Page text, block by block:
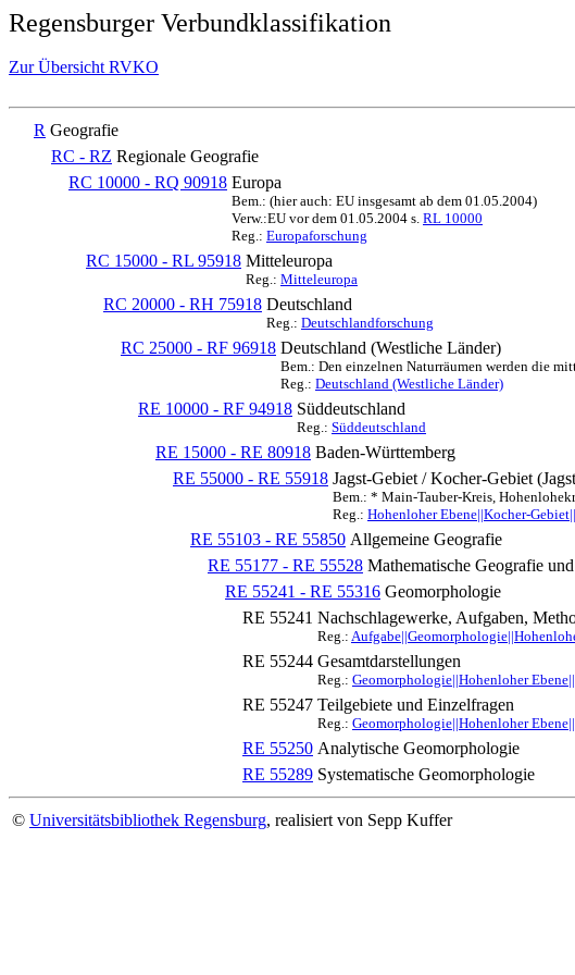
Regensburger Verbundklassifikation
Zur Übersicht RVKO
R Geografie
RC - RZ Regionale Geografie
RC 10000 - RQ 90918 Europa
Bem.: (hier auch: EU insgesamt ab dem 01.05.2004)
Verw.:EU vor dem 01.05.2004 s. RL 10000
Reg.: Europaforschung
RC 15000 - RL 95918 Mitteleuropa
Reg.: Mitteleuropa
RC 20000 - RH 75918 Deutschland
Reg.: Deutschlandforschung
RC 25000 - RF 96918 Deutschland (Westliche Länder)
Bem.: Den einzelnen Naturräumen werden die
Reg.: Deutschland (Westliche Länder)
RE 10000 - RF 94918 Süddeutschland
Reg.: Süddeutschland
RE 15000 - RE 80918 Baden-Württemberg
RE 55000 - RE 55918 Jagst-Gebiet / Kocher-Gebiet
Bem.: * Main-Tauber-Kreis,
Reg.: Hohenloher Ebene||Kocher-
RE 55103 - RE 55850 Allgemeine Geografie
RE 55177 - RE 55528 Mathematische Geografie
RE 55241 - RE 55316 Geomorphologie
RE 55241 Nachschlagewerke, Aufgaben,
Reg.:
RE 55244 Gesamtdarstellungen
Reg.: Geomorphologie||Hohenloher
RE 55247 Teilgebiete und Einzelfragen
Reg.: Geomorphologie||Hohenloher
RE 55250 Analytische Geomorphologie
RE 55289 Systematische Geomorphologie
© Universitätsbibliothek Regensburg, realisiert von Sepp Kuffer